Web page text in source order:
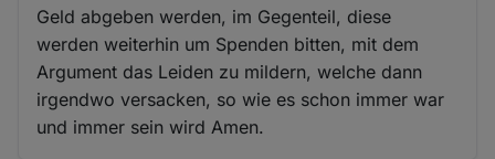
Geld abgeben werden, im Gegenteil, diese
werden weiterhin um Spenden bitten, mit dem
Argument das Leiden zu mildern, welche dann
irgendwo versacken, so wie es schon immer war
und immer sein wird Amen.